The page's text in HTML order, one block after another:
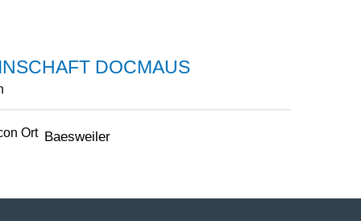
DOCMAUS
Baesweiler